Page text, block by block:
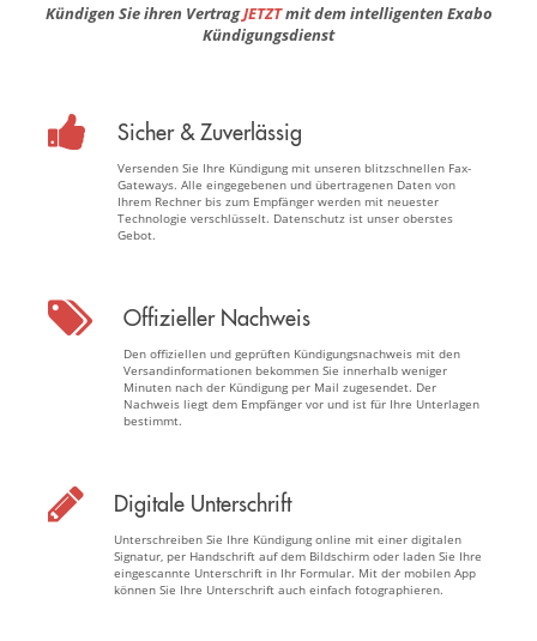
Kündigen Sie ihren VertragJETZTmit dem intelligenten Exabo
Kündigungsdienst
Sicher & Zuverlässig
Versenden Sie Ihre Kündigung mit unseren blitzschnellen Fax-
Gateways. Alle eingegebenen und übertragenen Daten von
Ihrem Rechner bis zum Empfänger werden mit neuester
Technologie verschlüsselt. Datenschutz ist unser oberstes
Gebot.
Offizieller Nachweis
Den offiziellen und geprüften Kündigungsnachweis mit den
Versandinformationen bekommen Sie innerhalb weniger
Minuten nach der Kündigung per Mail zugesendet. Der
Nachweis liegt dem Empfänger vor und ist für Ihre Unterlagen
bestimmt.
Digitale Unterschrift
Unterschreiben Sie Ihre Kündigung online mit einer digitalen
Signatur, per Handschrift auf dem Bildschirm oder laden Sie Ihre
eingescannte Unterschrift in Ihr Formular. Mit der mobilen App
können Sie Ihre Unterschrift auch einfach fotographieren.